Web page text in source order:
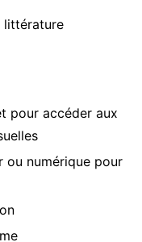
littérature
pour accéder aux
ou numérique pour